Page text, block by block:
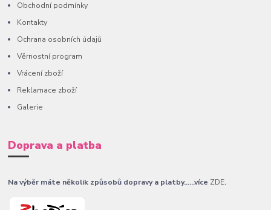
Obchodní podmínky
Kontakty
Ochrana osobních údajů
Věrnostní program
Vrácení zboží
Reklamace zboží
Galerie
Doprava a platba
Na výběr máte několik způsobů dopravy a platby......více ZDE.